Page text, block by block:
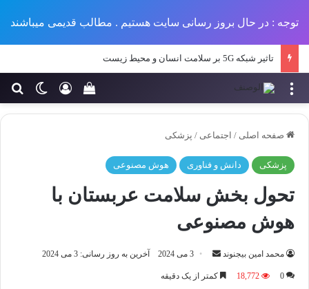
توجه : در حال بروز رسانی سایت هستیم . مطالب قدیمی میباشند
تاثیر شبکه 5G بر سلامت انسان و محیط زیست
تغییر ورود
سبد خرید خود را منو
صفحه اصلی / اجتماعی / پزشکی
پزشکی دانش و فناوری هوش مصنوعی
تحول بخش سلامت عربستان با
هوش مصنوعی
محمد امین بیجنوند
ارسال3 می 2024 آخرین به روز رسانی: 3 می 2024
0
18,772 کمتر از یک دقیقه